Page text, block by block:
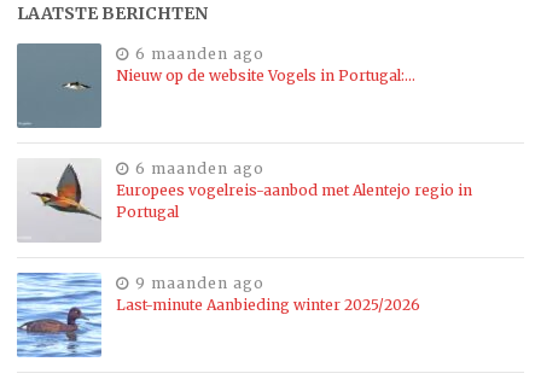
LAATSTE BERICHTEN
6 maanden ago
Nieuw op de website Vogels in Portugal:…
6 maanden ago
Europees vogelreis-aanbod met Alentejo regio in
Portugal
9 maanden ago
Last-minute Aanbieding winter 2025/2026